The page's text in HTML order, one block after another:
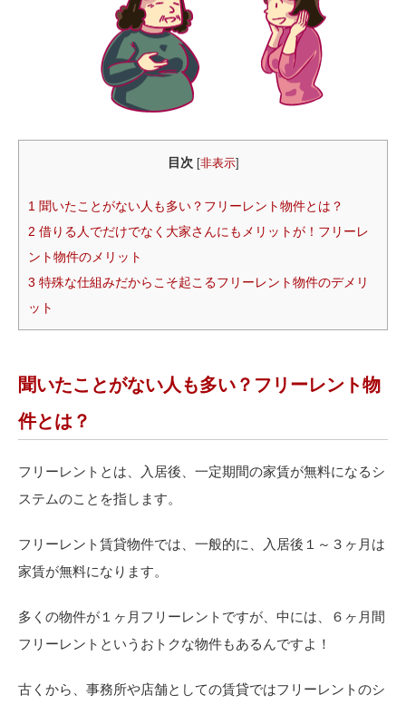
目次 [非表示]
1 聞いたことがない人も多い？フリーレント物件とは？
2 借りる人でだけでなく大家さんにもメリットが！フリーレ
ント物件のメリット
3 特殊な仕組みだからこそ起こるフリーレント物件のデメリ
ット
聞いたことがない人も多い？フリーレント物
件とは？
フリーレントとは、入居後、一定期間の家賃が無料になるシ
ステムのことを指します。
フリーレント賃貸物件では、一般的に、入居後１～３ヶ月は
家賃が無料になります。
多くの物件が１ヶ月フリーレントですが、中には、６ヶ月間
フリーレントというおトクな物件もあるんですよ！
古くから、事務所や店舗としての賃貸ではフリーレントのシ